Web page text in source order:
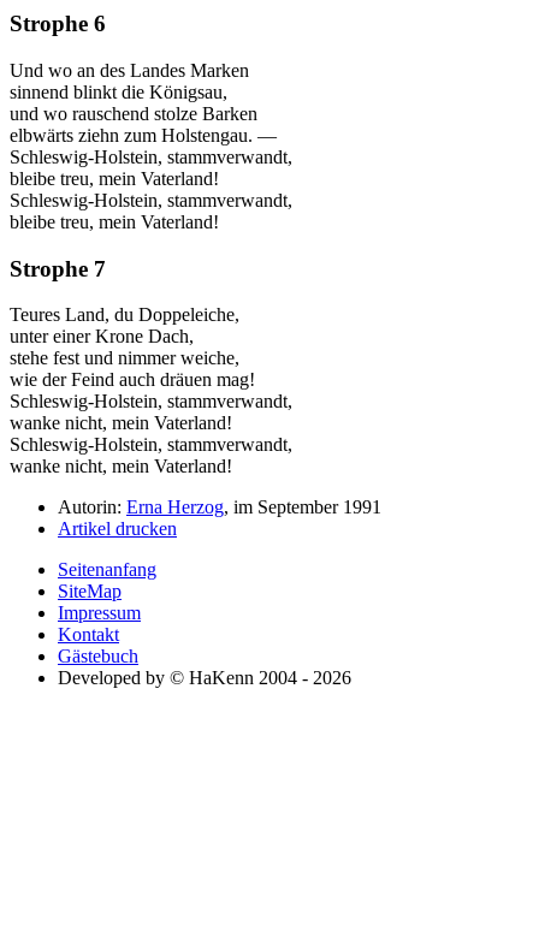
Strophe 6
Und wo an des Landes Marken
sinnend blinkt die Königsau,
und wo rauschend stolze Barken
elbwärts ziehn zum Holstengau. —
Schleswig-Holstein, stammverwandt,
bleibe treu, mein Vaterland!
Schleswig-Holstein, stammverwandt,
bleibe treu, mein Vaterland!
Strophe 7
Teures Land, du Doppeleiche,
unter einer Krone Dach,
stehe fest und nimmer weiche,
wie der Feind auch dräuen mag!
Schleswig-Holstein, stammverwandt,
wanke nicht, mein Vaterland!
Schleswig-Holstein, stammverwandt,
wanke nicht, mein Vaterland!
Autorin: Erna Herzog, im September 1991
Artikel drucken
Seitenanfang
SiteMap
Impressum
Kontakt
Gästebuch
Developed by © HaKenn 2004 - 2026